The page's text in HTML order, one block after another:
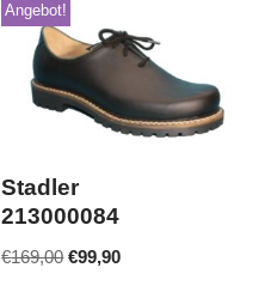
Angebot!
Stadler
213000084
€169,00 €99,90